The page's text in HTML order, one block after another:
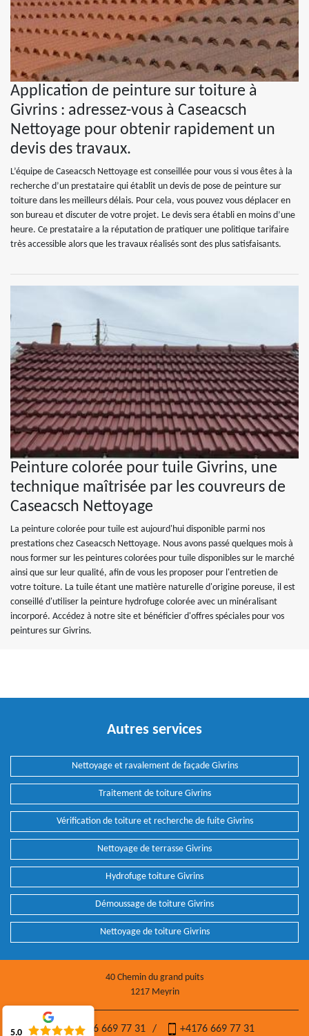
Application de peinture sur toiture à
Givrins : adressez-vous à Caseacsch
Nettoyage pour obtenir rapidement un
devis des travaux.
L’équipe de Caseacsch Nettoyage est conseillée pour vous si vous êtes à la
recherche d’un prestataire qui établit un devis de pose de peinture sur
toiture dans les meilleurs délais. Pour cela, vous pouvez vous déplacer en
son bureau et discuter de votre projet. Le devis sera établi en moins d’une
heure. Ce prestataire a la réputation de pratiquer une politique tarifaire
très accessible alors que les travaux réalisés sont des plus satisfaisants.
Peinture colorée pour tuile Givrins, une
technique maîtrisée par les couvreurs de
Caseacsch Nettoyage
La peinture colorée pour tuile est aujourd'hui disponible parmi nos
prestations chez Caseacsch Nettoyage. Nous avons passé quelques mois à
nous former sur les peintures colorées pour tuile disponibles sur le marché
ainsi que sur leur qualité, afin de vous les proposer pour l'entretien de
votre toiture. La tuile étant une matière naturelle d'origine poreuse, il est
conseillé d'utiliser la peinture hydrofuge colorée avec un minéralisant
incorporé. Accédez à notre site et bénéficier d'offres spéciales pour vos
peintures sur Givrins.
Autres services
Nettoyage et ravalement de façade Givrins
Traitement de toiture Givrins
Vérification de toiture et recherche de fuite Givrins
Nettoyage de terrasse Givrins
Hydrofuge toiture Givrins
Démoussage de toiture Givrins
Nettoyage de toiture Givrins
40 Chemin du grand puits
1217 Meyrin
+4176 669 77 31 / +4176 669 77 31
5.0